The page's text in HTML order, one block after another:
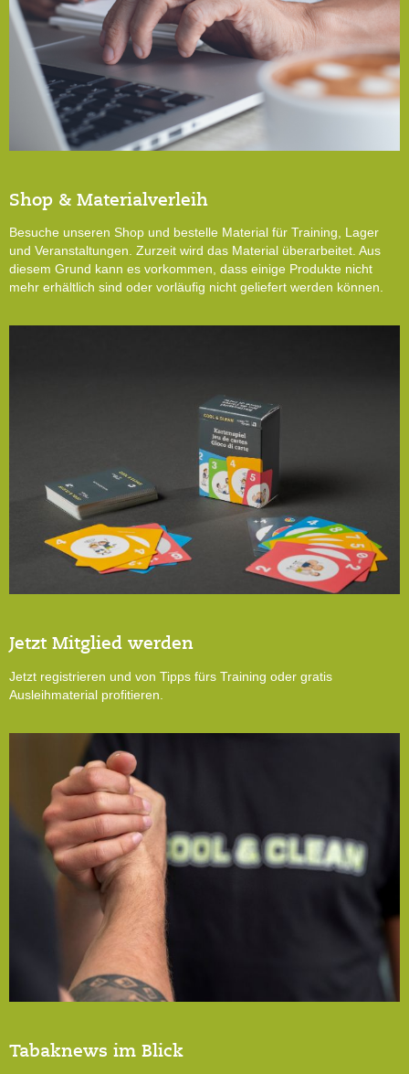
Shop & Materialverleih
Besuche unseren Shop und bestelle Material für Training, Lager
und Veranstaltungen. Zurzeit wird das Material überarbeitet. Aus
diesem Grund kann es vorkommen, dass einige Produkte nicht
mehr erhältlich sind oder vorläufig nicht geliefert werden können.
Jetzt Mitglied werden
Jetzt registrieren und von Tipps fürs Training oder gratis
Ausleihmaterial profitieren.
Tabaknews im Blick